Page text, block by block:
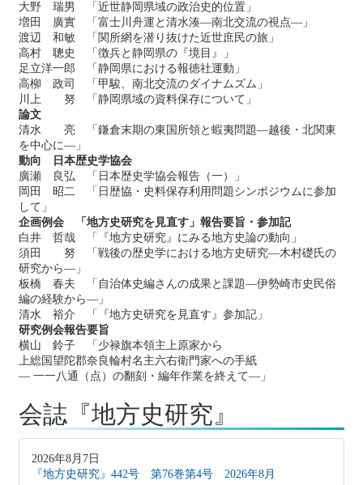
大野 瑞男 「近世静岡県域の政治史的位置」
増田 廣實 「富士川舟運と清水湊―南北交流の視点―」
渡辺 和敏 「関所網を潜り抜けた近世庶民の旅」
高村 聰史 「徴兵と静岡県の『境目』」
足立洋一郎 「静岡県における報徳社運動」
高柳 政司 「甲駿、南北交流のダイナムズム」
川上 努 「静岡県域の資料保存について」
論文
清水 亮 「鎌倉末期の東国所領と蝦夷問題―越後・北関東
を中心に―」
動向 日本歴史学協会
廣瀬 良弘 「日本歴史学協会報告（一）」
岡田 昭二 「日歴協・史料保存利用問題シンポジウムに参加
して」
企画例会 「地方史研究を見直す」報告要旨・参加記
白井 哲哉 「『地方史研究』にみる地方史論の動向」
須田 努 「戦後の歴史学における地方史研究―木村礎氏の
研究から―」
板橋 春夫 「自治体史編さんの成果と課題―伊勢崎市史民俗
編の経験から―」
清水 裕介 「『地方史研究を見直す』参加記」
研究例会報告要旨
横山 鈴子 「少禄旗本領主上原家から
上総国望陀郡奈良輪村名主六右衛門家への手紙
― 一一八通（点）の翻刻・編年作業を終えて―」
会誌『地方史研究』
2026年8月7日
『地方史研究』442号 第76巻第4号 2026年8月